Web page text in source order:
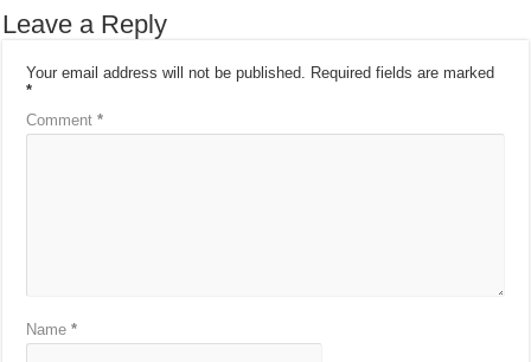
Leave a Reply
Your email address will not be published. Required fields are marked
*
Comment*
Name*